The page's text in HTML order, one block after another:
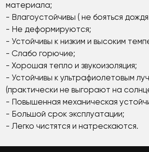
материала;
- Влагоустойчивы ( не бояться
- Не деформируются;
- Устойчивы к низким и высоким
- Слабо горючие;
- Хорошая тепло и звукоизоляция;
- Устойчивы к ультрафиолетовым
(практически не выгорают на
- Повышенная механическая
- Большой срок эксплуатации;
- Легко чистятся и натрескаются.